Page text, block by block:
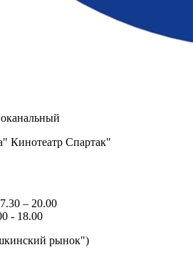
Кинотеатр Спартак"
– 20.00
- 18.00
рынок")